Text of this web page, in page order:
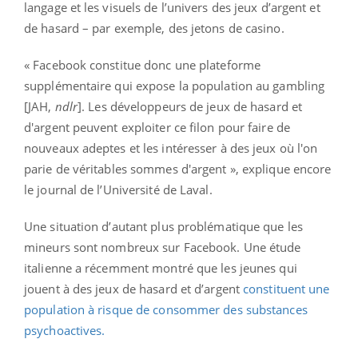
langage et les visuels de l’univers des jeux d’argent et
de hasard – par exemple, des jetons de casino.
« Facebook constitue donc une plateforme
supplémentaire qui expose la population au gambling
[JAH, ndlr]. Les développeurs de jeux de hasard et
d'argent peuvent exploiter ce filon pour faire de
nouveaux adeptes et les intéresser à des jeux où l'on
parie de véritables sommes d'argent », explique encore
le journal de l’Université de Laval.
Une situation d’autant plus problématique que les
mineurs sont nombreux sur Facebook. Une étude
italienne a récemment montré que les jeunes qui
jouent à des jeux de hasard et d’argent constituent une
population à risque de consommer des substances
psychoactives.